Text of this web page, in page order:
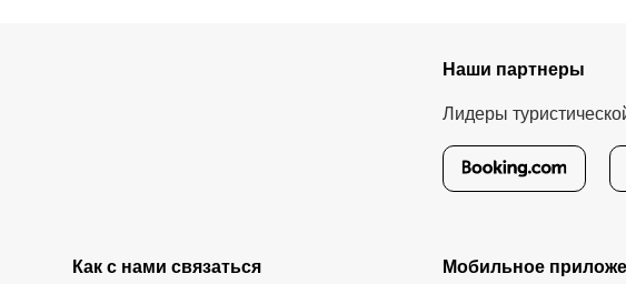
Наши партнеры
Лидеры
Как с нами связаться Мобильное